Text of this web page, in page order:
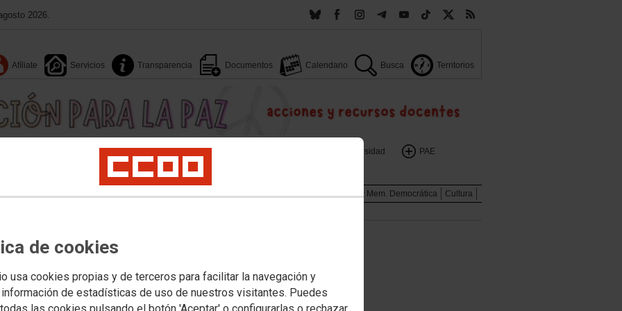
de cookies
usa cookies propias y de terceros para facilitar la navegación y
de estadísticas de uso de nuestros visitantes. Puedes
2026.
Afíliate Servicios Transparencia Documentos Calendario Busca Territorios
Pública Universidad
PAE
Internacional LGTBIQplus S. Laboral y M. Ambiente Formación Juventud Pol. Sociales y Mem. Democrática
Cultura
Ver documento